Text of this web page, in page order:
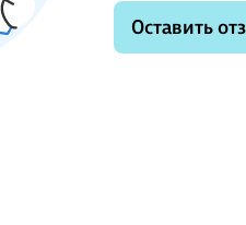
Оставить